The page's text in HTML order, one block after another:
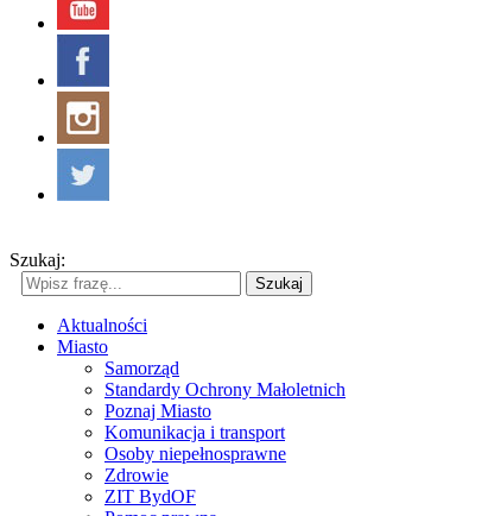
Szukaj:
Szukaj
Aktualności
Miasto
Samorząd
Standardy Ochrony Małoletnich
Poznaj Miasto
Komunikacja i transport
Osoby niepełnosprawne
Zdrowie
ZIT BydOF